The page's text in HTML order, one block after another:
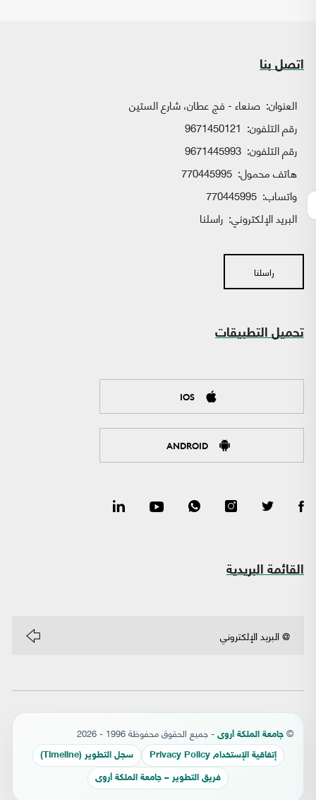
اتصل بنا
العنوان: صنعاء - فج عطان، شارع الستين
رقم التلفون: 9671450121
رقم التلفون: 9671445993
هاتف محمول: 770445995
واتساب:
البريد الإلكتروني: راسلنا
راسلنا
تحميل التطبيقات
IOS
ANDROID
القائمة البريدية
© جامعة الملكة أروى - جميع الحقوق محفوظة 1996 - 2026
إتفاقية الإستخدام Privacy Policy سجل التطوير (Timeline)
فريق التطوير – جامعة الملكة أروى